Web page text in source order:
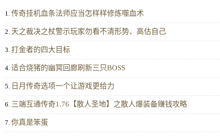
1. 传奇挂机血条法师应当怎样样修炼噬血术
2. 天之裁决之杖警示玩家勿看不清形势、高估自己
3. 打金者的四大目标
4. 适合烧猪的幽冥回廊刷新三只BOSS
5. 日月传奇选项一个让游戏更给力
6. 三端互通传奇1.76【散人圣地】之散人爆装备赚钱攻略
7. 你真是笨蛋